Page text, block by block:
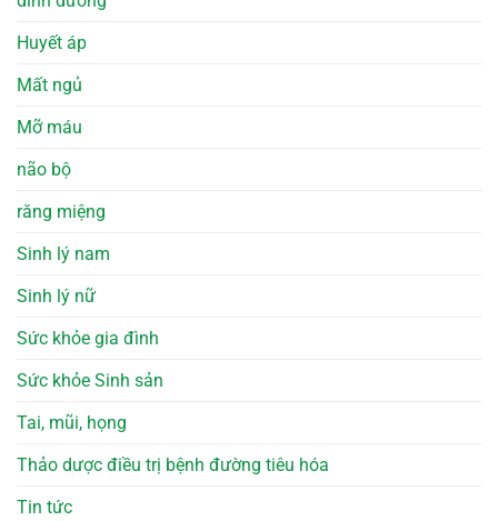
Huyết áp
Mất ngủ
Mỡ máu
não bộ
răng miệng
Sinh lý nam
Sinh lý nữ
Sức khỏe gia đình
Sức khỏe Sinh sản
Tai, mũi, họng
Thảo dược điều trị bệnh đường tiêu hóa
Tin tức